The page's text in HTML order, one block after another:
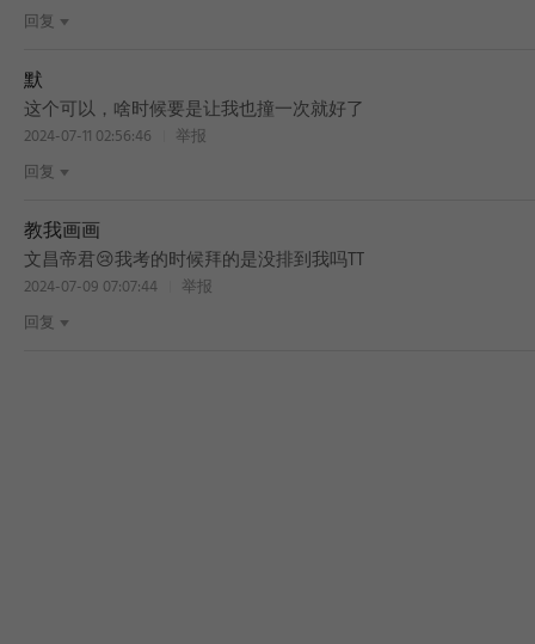
回复
默
这个可以，啥时候要是让我也撞一次就好了
2024-07-11 02:56:46
举报
回复
教我画画
文昌帝君😢我考的时候拜的是没排到我吗TT
2024-07-09 07:07:44
举报
回复